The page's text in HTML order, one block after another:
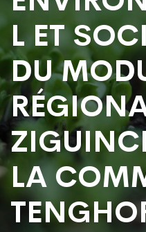
L ET
DU
LA